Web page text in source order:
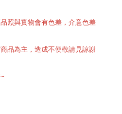
照與實物會有色差，介意色差
品為主，造成不便敬請見諒謝